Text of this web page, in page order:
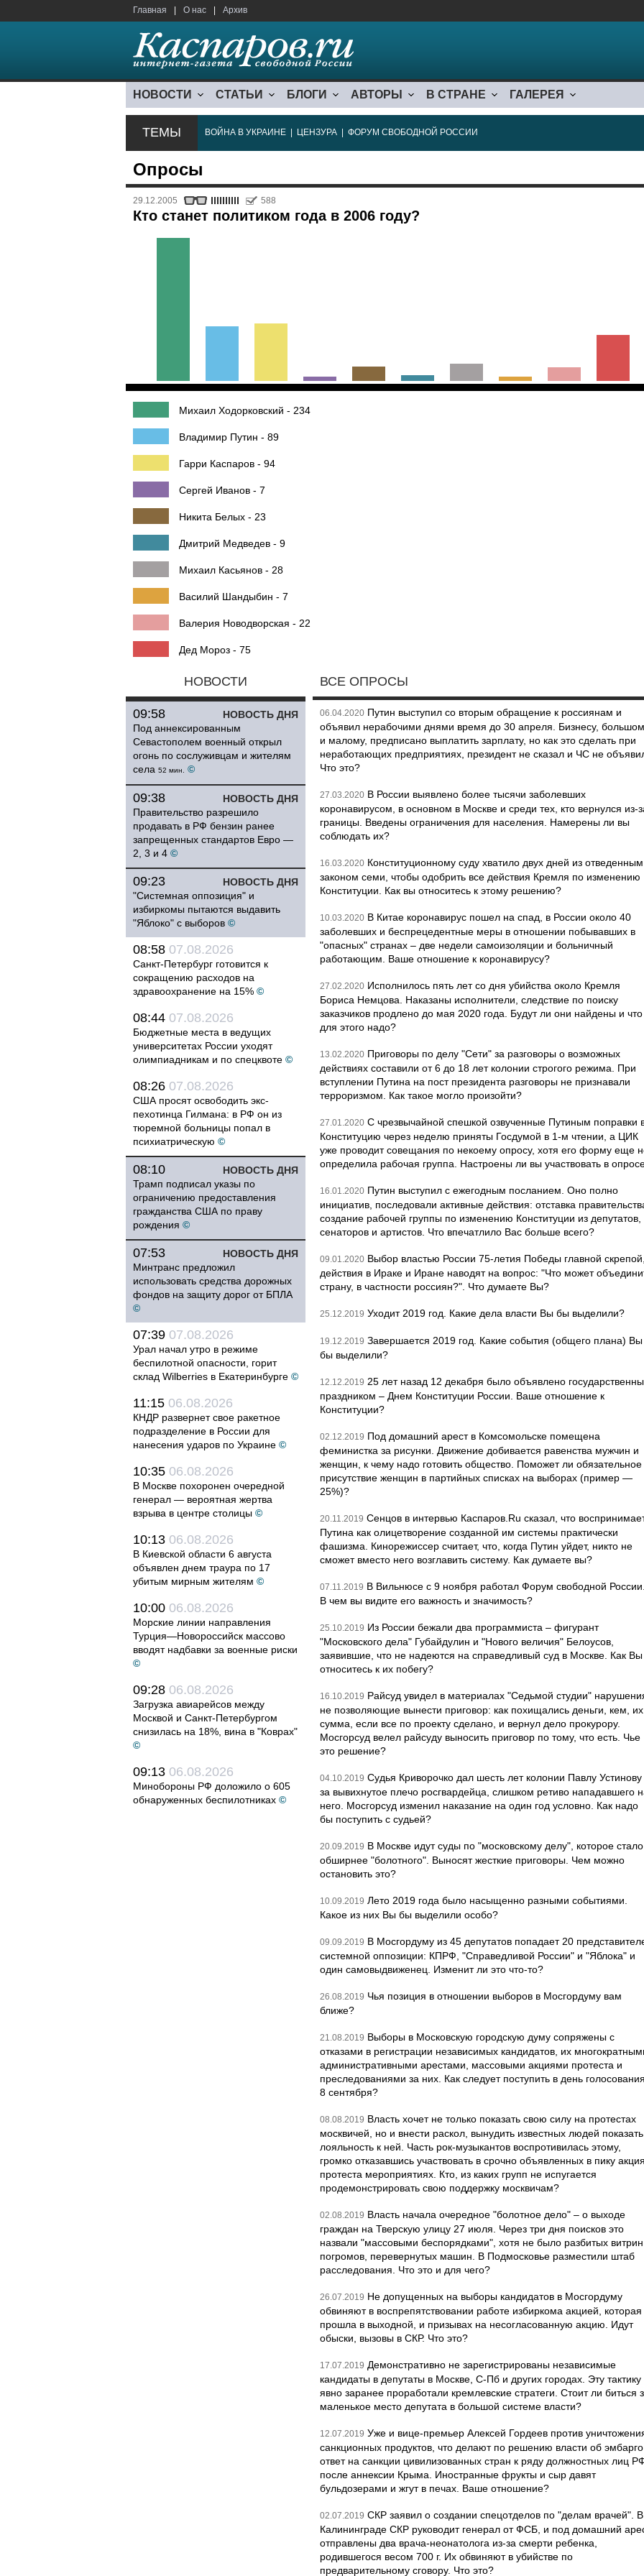
Главная О нас Архив
НОВОСТИ СТАТЬИ БЛОГИ АВТОРЫ В СТРАНЕ ГАЛЕРЕЯ
ТЕМЫ ВОЙНА В УКРАИНЕ ЦЕНЗУРА ФОРУМ СВОБОДНОЙ РОССИИ
Опросы
29.12.2005 588
Кто станет политиком года в 2006 году?
Михаил Ходорковский - 234
Владимир Путин - 89
Гарри Каспаров - 94
Сергей Иванов - 7
Никита Белых - 23
Дмитрий Медведев - 9
Михаил Касьянов - 28
Василий Шандыбин - 7
Валерия Новодворская - 22
Дед Мороз - 75
НОВОСТИ
НОВОСТЬ ДНЯ
09:58
Под аннексированным
Севастополем военный открыл
огонь по сослуживцам и жителям
села 52 мин. ©
НОВОСТЬ ДНЯ
09:38
Правительство разрешило
продавать в РФ бензин ранее
запрещенных стандартов Евро —
2, 3 и 4 ©
НОВОСТЬ ДНЯ
09:23
"Системная оппозиция" и
избиркомы пытаются выдавить
"Яблоко" с выборов ©
08:58 07.08.2026
Санкт-Петербург готовится к
сокращению расходов на
здравоохранение на 15% ©
08:44 07.08.2026
Бюджетные места в ведущих
университетах России уходят
олимпиадникам и по спецквоте ©
08:26 07.08.2026
США просят освободить экс-
пехотинца Гилмана: в РФ он из
тюремной больницы попал в
психиатрическую ©
НОВОСТЬ ДНЯ
08:10
Трамп подписал указы по
ограничению предоставления
гражданства США по праву
рождения ©
НОВОСТЬ ДНЯ
07:53
Минтранс предложил
использовать средства дорожных
фондов на защиту дорог от БПЛА
©
07:39 07.08.2026
Урал начал утро в режиме
беспилотной опасности, горит
склад Wilberries в Екатеринбурге ©
11:15 06.08.2026
КНДР развернет свое ракетное
подразделение в России для
нанесения ударов по Украине ©
10:35 06.08.2026
В Москве похоронен очередной
генерал — вероятная жертва
взрыва в центре столицы ©
10:13 06.08.2026
В Киевской области 6 августа
объявлен днем траура по 17
убитым мирным жителям ©
10:00 06.08.2026
Морские линии направления
Турция—Новороссийск массово
вводят надбавки за военные риски
©
09:28 06.08.2026
Загрузка авиарейсов между
Москвой и Санкт-Петербургом
снизилась на 18%, вина в "Коврах"
©
09:13 06.08.2026
Минобороны РФ доложило о 605
обнаруженных беспилотниках ©
ВСЕ ОПРОСЫ
06.04.2020 Путин выступил со вторым обращение к россиянам и
объявил нерабочими днями время до 30 апреля. Бизнесу,
и малому, предписано выплатить зарплату, но как это сделать при
неработающих предприятиях, президент не сказал и ЧС не
Что это?
27.03.2020 В России выявлено более тысячи заболевших
коронавирусом, в основном в Москве и среди тех, кто вернулся из-
границы. Введены ограничения для населения. Намерены ли вы
соблюдать их?
16.03.2020 Конституционному суду хватило двух дней из отведенным
законом семи, чтобы одобрить все действия Кремля по изменению
Конституции. Как вы относитесь к этому решению?
10.03.2020 В Китае коронавирус пошел на спад, в России около 40
заболевших и беспрецедентные меры в отношении побывавших в
"опасных" странах – две недели самоизоляции и больничный
работающим. Ваше отношение к коронавирусу?
27.02.2020 Исполнилось пять лет со дня убийства около Кремля
Бориса Немцова. Наказаны исполнители, следствие по поиску
заказчиков продлено до мая 2020 года. Будут ли они найдены и что
для этого надо?
13.02.2020 Приговоры по делу "Сети" за разговоры о возможных
действиях составили от 6 до 18 лет колонии строгого режима. При
вступлении Путина на пост президента разговоры не признавали
терроризмом. Как такое могло произойти?
27.01.2020 С чрезвычайной спешкой озвученные Путиным поправки
Конституцию через неделю приняты Госдумой в 1-м чтении, а ЦИК
уже проводит совещания по некоему опросу, хотя его форму еще
определила рабочая группа. Настроены ли вы участвовать в
16.01.2020 Путин выступил с ежегодным посланием. Оно полно
инициатив, последовали активные действия: отставка
создание рабочей группы по изменению Конституции из депутатов,
сенаторов и артистов. Что впечатлило Вас больше всего?
09.01.2020 Выбор властью России 75-летия Победы главной
действия в Ираке и Иране наводят на вопрос: "Что может
страну, в частности россиян?". Что думаете Вы?
25.12.2019 Уходит 2019 год. Какие дела власти Вы бы выделили?
19.12.2019 Завершается 2019 год. Какие события (общего плана) Вы
бы выделили?
12.12.2019 25 лет назад 12 декабря было объявлено
праздником – Днем Конституции России. Ваше отношение к
Конституции?
02.12.2019 Под домашний арест в Комсомольске помещена
феминистка за рисунки. Движение добивается равенства мужчин и
женщин, к чему надо готовить общество. Поможет ли обязательное
присутствие женщин в партийных списках на выборах (пример —
25%)?
20.11.2019 Сенцов в интервью Каспаров.Ru сказал, что
Путина как олицетворение созданной им системы практически
фашизма. Кинорежиссер считает, что, когда Путин уйдет, никто не
сможет вместо него возглавить систему. Как думаете вы?
07.11.2019 В Вильнюсе с 9 ноября работал Форум свободной
В чем вы видите его важность и значимость?
25.10.2019 Из России бежали два программиста – фигурант
"Московского дела" Губайдулин и "Нового величия" Белоусов,
заявившие, что не надеются на справедливый суд в Москве. Как Вы
относитесь к их побегу?
16.10.2019 Райсуд увидел в материалах "Седьмой студии"
не позволяющие вынести приговор: как похищались деньги, кем, их
сумма, если все по проекту сделано, и вернул дело прокурору.
Мосгорсуд велел райсуду выносить приговор по тому, что есть. Чье
это решение?
04.10.2019 Судья Криворочко дал шесть лет колонии Павлу Устинову
за вывихнутое плечо росгвардейца, слишком ретиво нападавшего
него. Мосгорсуд изменил наказание на один год условно. Как надо
бы поступить с судьей?
20.09.2019 В Москве идут суды по "московскому делу", которое стало
обширнее "болотного". Выносят жесткие приговоры. Чем можно
остановить это?
10.09.2019 Лето 2019 года было насыщенно разными событиями.
Какое из них Вы бы выделили особо?
09.09.2019 В Мосгордуму из 45 депутатов попадает 20
системной оппозиции: КПРФ, "Справедливой России" и "Яблока" и
один самовыдвиженец. Изменит ли это что-то?
26.08.2019 Чья позиция в отношении выборов в Мосгордуму вам
ближе?
21.08.2019 Выборы в Московскую городскую думу сопряжены с
отказами в регистрации независимых кандидатов, их
административными арестами, массовыми акциями протеста и
преследованиями за них. Как следует поступить в день
8 сентября?
08.08.2019 Власть хочет не только показать свою силу на протестах
москвичей, но и внести раскол, вынудить известных людей показать
лояльность к ней. Часть рок-музыкантов воспротивилась этому,
громко отказавшись участвовать в срочно объявленных в пику
протеста мероприятиях. Кто, из каких групп не испугается
продемонстрировать свою поддержку москвичам?
02.08.2019 Власть начала очередное "болотное дело" – о выходе
граждан на Тверскую улицу 27 июля. Через три дня поисков это
назвали "массовыми беспорядками", хотя не было разбитых
погромов, перевернутых машин. В Подмосковье разместили штаб
расследования. Что это и для чего?
26.07.2019 Не допущенных на выборы кандидатов в Мосгордуму
обвиняют в воспрепятствовании работе избиркома акцией, которая
прошла в выходной, и призывах на несогласованную акцию. Идут
обыски, вызовы в СКР. Что это?
17.07.2019 Демонстративно не зарегистрированы независимые
кандидаты в депутаты в Москве, С-Пб и других городах. Эту тактику
явно заранее проработали кремлевские стратеги. Стоит ли биться
маленькое место депутата в большой системе власти?
12.07.2019 Уже и вице-премьер Алексей Гордеев против
санкционных продуктов, что делают по решению власти об
ответ на санкции цивилизованных стран к ряду должностных лиц
после аннексии Крыма. Иностранные фрукты и сыр давят
бульдозерами и жгут в печах. Ваше отношение?
02.07.2019 СКР заявил о создании спецотделов по "делам врачей". В
Калининграде СКР руководит генерал от ФСБ, и под домашний
отправлены два врача-неонатолога из-за смерти ребенка,
родившегося весом 700 г. Их обвиняют в убийстве по
предварительному сговору. Что это?